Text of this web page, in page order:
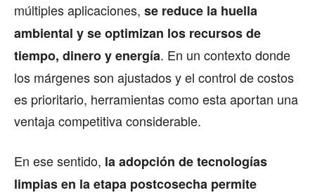
múltiples aplicaciones, se reduce la huella
ambiental y se optimizan los recursos de
tiempo, dinero y energía. En un contexto donde
los márgenes son ajustados y el control de costos
es prioritario, herramientas como esta aportan una
ventaja competitiva considerable.
En ese sentido, la adopción de tecnologías
limpias en la etapa postcosecha permite